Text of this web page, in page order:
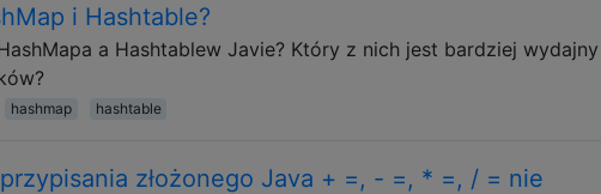
i Hashtable?
a Hashtablew Javie? Który z nich jest bardziej
hashmap hashtable
złożonego Java + =, - =, * =, / = nie